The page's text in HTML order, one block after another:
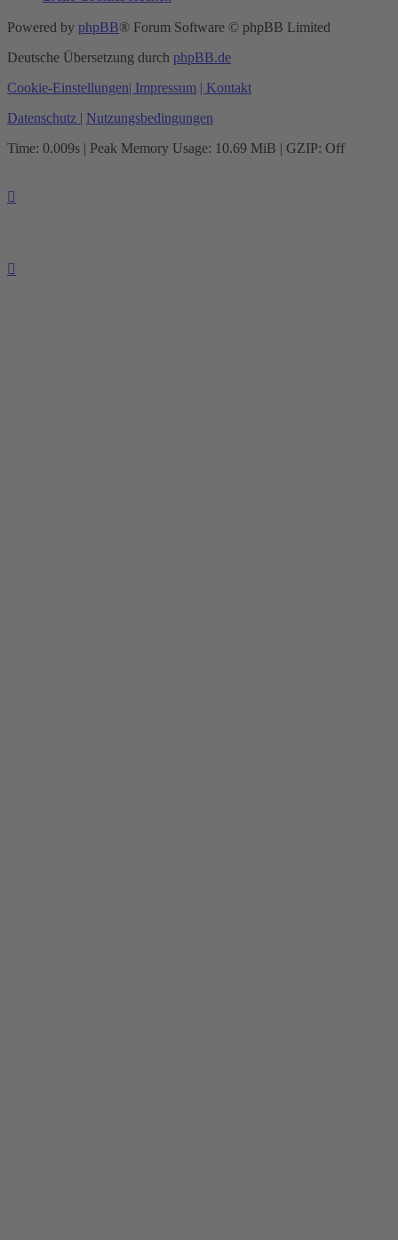
Powered by phpBB® Forum Software © phpBB Limited
Deutsche Übersetzung durch phpBB.de
Cookie-Einstellungen| Impressum | Kontakt
Datenschutz | Nutzungsbedingungen
Time: 0.009s | Peak Memory Usage: 10.69 MiB | GZIP: Off